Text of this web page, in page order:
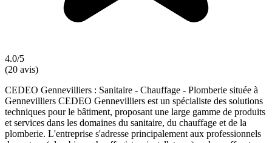
4.0/5
(20 avis)
CEDEO Gennevilliers : Sanitaire - Chauffage - Plomberie située à
Gennevilliers CEDEO Gennevilliers est un spécialiste des solutions
techniques pour le bâtiment, proposant une large gamme de produits
et services dans les domaines du sanitaire, du chauffage et de la
plomberie. L'entreprise s'adresse principalement aux professionnels